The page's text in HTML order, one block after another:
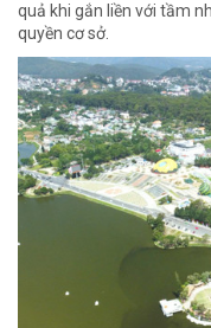
quả khi gắn liền với tầm
quyền cơ sở.